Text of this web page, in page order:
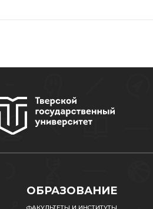
ОБРАЗОВАНИЕ